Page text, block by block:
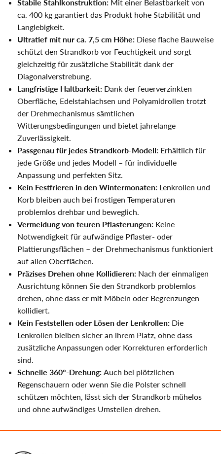
Stabile Stahlkonstruktion: Mit einer Belastbarkeit von
ca. 400 kg garantiert das Produkt hohe Stabilität und
Langlebigkeit.
Ultratief mit nur ca. 7,5 cm Höhe: Diese flache Bauweise
schützt den Strandkorb vor Feuchtigkeit und sorgt
gleichzeitig für zusätzliche Stabilität dank der
Diagonalverstrebung.
Langfristige Haltbarkeit: Dank der feuerverzinkten
Oberfläche, Edelstahlachsen und Polyamidrollen trotzt
der Drehmechanismus sämtlichen
Witterungsbedingungen und bietet jahrelange
Zuverlässigkeit.
Passgenau für jedes Strandkorb-Modell: Erhältlich für
jede Größe und jedes Modell – für individuelle
Anpassung und perfekten Sitz.
Kein Festfrieren in den Wintermonaten: Lenkrollen und
Korb bleiben auch bei frostigen Temperaturen
problemlos drehbar und beweglich.
Vermeidung von teuren Pflasterungen: Keine
Notwendigkeit für aufwändige Pflaster- oder
Plattierungsflächen – der Drehmechanismus funktioniert
auf allen Oberflächen.
Präzises Drehen ohne Kollidieren: Nach der einmaligen
Ausrichtung können Sie den Strandkorb problemlos
drehen, ohne dass er mit Möbeln oder Begrenzungen
kollidiert.
Kein Feststellen oder Lösen der Lenkrollen: Die
Lenkrollen bleiben sicher an ihrem Platz, ohne dass
zusätzliche Anpassungen oder Korrekturen erforderlich
sind.
Schnelle 360°-Drehung: Auch bei plötzlichen
Regenschauern oder wenn Sie die Polster schnell
schützen möchten, lässt sich der Strandkorb mühelos
und ohne aufwändiges Umstellen drehen.